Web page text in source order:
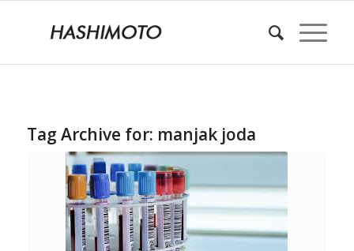
Tag Archive for: manjak joda